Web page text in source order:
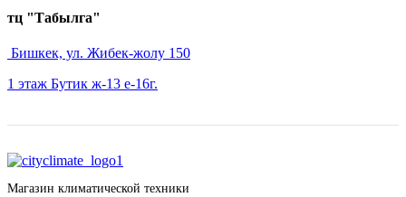
тц "Табылга"
Бишкек, ул. Жибек-жолу 150
1 этаж Бутик ж-13 е-16г.
Магазин климатической техники